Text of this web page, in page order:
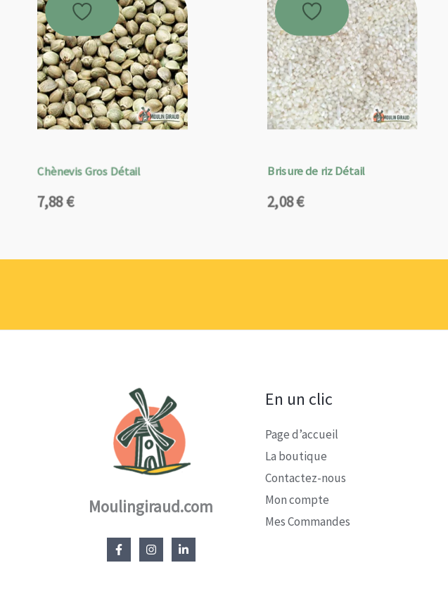
Chènevis Gros Détail
7,88€
Brisure de riz Détail
2,08€
Moulingiraud.com
En un clic
Page d’accueil
La boutique
Contactez-nous
Mon compte
Mes Commandes